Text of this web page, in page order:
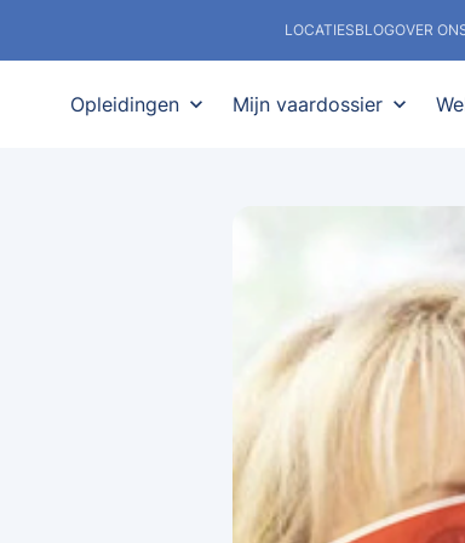
LOCATIESBLOGOVER
Opleidingen expand_more Mijn vaardossier expand_more